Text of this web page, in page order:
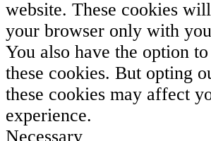
website. These cookies
your browser only with
You also have the option
these cookies. But opting
these cookies may affect
experience.
Necessary